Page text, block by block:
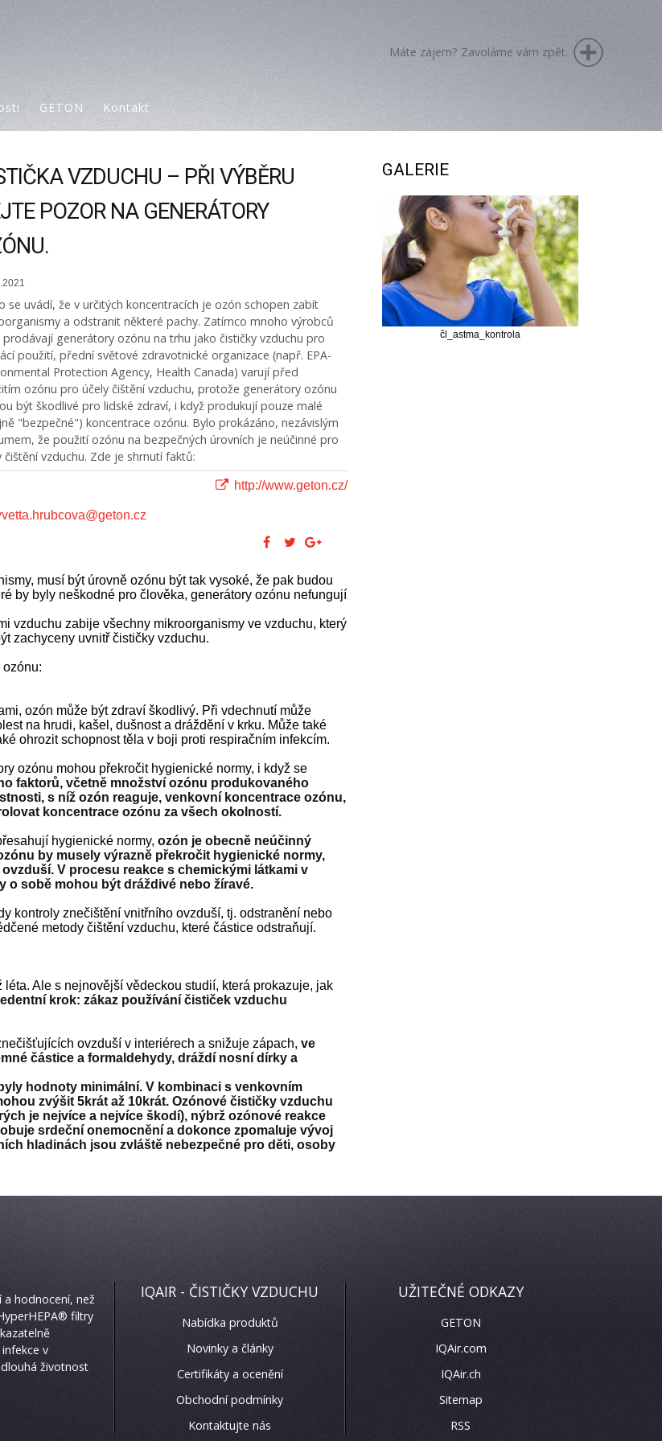
GETON Kontakt
Máte zájem? Zavoláme vám zpět.
VZDUCHU – PŘI VÝBĚRU
POZOR NA GENERÁTORY
se uvádí, že v určitých koncentracích je ozón schopen zabít
a odstranit některé pachy. Zatímco mnoho výrobců
prodávají generátory ozónu na trhu jako čističky vzduchu pro
použití, přední světové zdravotnické organizace (např. EPA-
Protection Agency, Health Canada) varují před
ozónu pro účely čištění vzduchu, protože generátory ozónu
být škodlivé pro lidské zdraví, i když produkují pouze malé
"bezpečné") koncentrace ozónu. Bylo prokázáno, nezávislým
že použití ozónu na bezpečných úrovních je neúčinné pro
čištění vzduchu. Zde je shrnutí faktů:
http://www.geton.cz/
musí být úrovně ozónu být tak vysoké, že pak budou
by byly neškodné pro člověka, generátory ozónu nefungují
vzduchu zabije všechny mikroorganismy ve vzduchu, který
zachyceny uvnitř čističky vzduchu.
ozón může být zdraví škodlivý. Při vdechnutí může
na hrudi, kašel, dušnost a dráždění v krku. Může také
ohrozit schopnost těla v boji proti respiračním infekcím.
ozónu mohou překročit hygienické normy, i když se
faktorů, včetně množství ozónu produkovaného
s níž ozón reaguje, venkovní koncentrace ozónu,
koncentrace ozónu za všech okolností.
hygienické normy,ozón je obecně neúčinný
by musely výrazně překročit hygienické normy,
V procesu reakce s chemickými látkami v
o sobě mohou být dráždivé nebo žíravé.
kontroly znečištění vnitřního ovzduší, tj. odstranění nebo
metody čištění vzduchu, které částice odstraňují.
Ale s nejnovější vědeckou studií, která prokazuje, jak
krok: zákaz používání čističek vzduchu
ovzduší v interiérech a snižuje zápach,ve
částice a formaldehydy, dráždí nosní dírky a
hodnoty minimální. V kombinaci s venkovním
zvýšit 5krát až 10krát. Ozónové čističky vzduchu
je nejvíce a nejvíce škodí), nýbrž ozónové reakce
srdeční onemocnění a dokonce zpomaluje vývoj
hladinách jsou zvláště nebezpečné pro děti, osoby
GALERIE
čl_astma_kontrola
a hodnocení, než
filtry
v
životnost
IQAIR - ČISTIČKY VZDUCHU
Nabídka produktů
Novinky a články
Certifikáty a ocenění
Obchodní podmínky
Kontaktujte nás
UŽITEČNÉ ODKAZY
GETON
IQAir.com
IQAir.ch
Sitemap
RSS